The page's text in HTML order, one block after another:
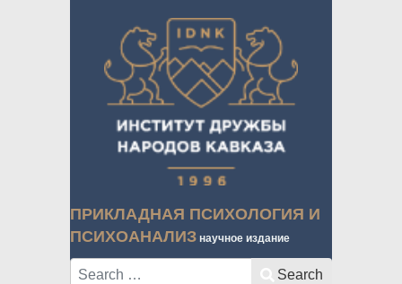
ПРИКЛАДНАЯ ПСИХОЛОГИЯ И
ПСИХОАНАЛИЗ научное издание
Search Search